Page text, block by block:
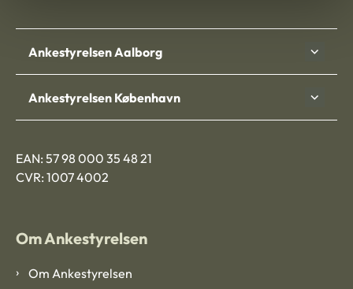
Ankestyrelsen Aalborg
Ankestyrelsen København
EAN: 57 98 000 35 48 21
CVR: 1007 4002
Om Ankestyrelsen
Om Ankestyrelsen